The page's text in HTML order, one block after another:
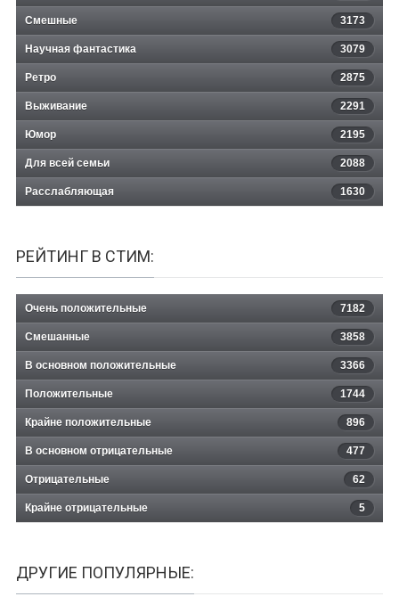
Смешные 3173
Научная фантастика 3079
Ретро 2875
Выживание 2291
Юмор 2195
Для всей семьи 2088
Расслабляющая 1630
РЕЙТИНГ В СТИМ:
Очень положительные 7182
Смешанные 3858
В основном положительные 3366
Положительные 1744
Крайне положительные 896
В основном отрицательные 477
Отрицательные 62
Крайне отрицательные 5
ДРУГИЕ ПОПУЛЯРНЫЕ: